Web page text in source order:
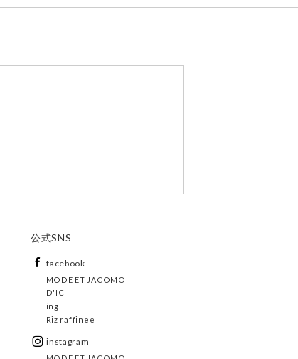
公式SNS
facebook
MODE ET JACOMO
D'ICI
ing
Riz raffinee
instagram